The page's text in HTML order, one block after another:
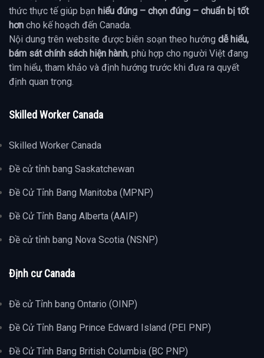
thức thực tế giúp bạn hiểu đúng – chọn đúng – chuẩn bị tốt
hơn cho kế hoạch đến Canada.
Nội dung trên website được biên soạn theo hướng dễ hiểu,
bám sát chính sách hiện hành, phù hợp cho người Việt đang
tìm hiểu, tham khảo và định hướng trước khi đưa ra quyết
định quan trọng.
Skilled Worker Canada
Skilled Worker Canada
Đề cử tỉnh bang Saskatchewan
Đề Cử Tỉnh Bang Manitoba (MPNP)
Đề Cử Tỉnh Bang Alberta (AAIP)
Đề cử tỉnh bang Nova Scotia (NSNP)
Định cư Canada
Đề cử Tỉnh bang Ontario (OINP)
Đề Cử Tỉnh Bang Prince Edward Island (PEI PNP)
Đề Cử Tỉnh Bang British Columbia (BC PNP)